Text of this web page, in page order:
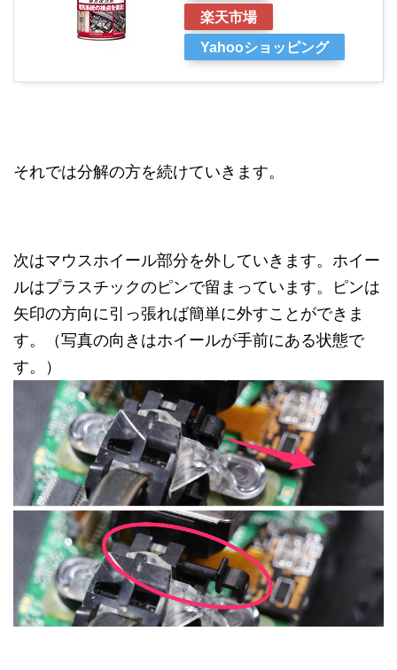
楽天市場
Yahooショッピング
それでは分解の方を続けていきます。
次はマウスホイール部分を外していきます。ホイー
ルはプラスチックのピンで留まっています。ピンは
矢印の方向に引っ張れば簡単に外すことができま
す。（写真の向きはホイールが手前にある状態で
す。）